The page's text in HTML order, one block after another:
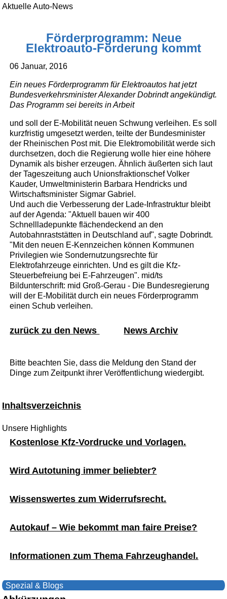
Aktuelle Auto-News
Förderprogramm: Neue
Elektroauto-Förderung kommt
06 Januar, 2016
Ein neues Förderprogramm für Elektroautos hat jetzt
Bundesverkehrsminister Alexander Dobrindt angekündigt.
Das Programm sei bereits in Arbeit
und soll der E-Mobilität neuen Schwung verleihen. Es soll
kurzfristig umgesetzt werden, teilte der Bundesminister
der Rheinischen Post mit. Die Elektromobilität werde sich
durchsetzen, doch die Regierung wolle hier eine höhere
Dynamik als bisher erzeugen. Ähnlich äußerten sich laut
der Tageszeitung auch Unionsfraktionschef Volker
Kauder, Umweltministerin Barbara Hendricks und
Wirtschaftsminister Sigmar Gabriel.
Und auch die Verbesserung der Lade-Infrastruktur bleibt
auf der Agenda: "Aktuell bauen wir 400
Schnellladepunkte flächendeckend an den
Autobahnraststätten in Deutschland auf", sagte Dobrindt.
"Mit den neuen E-Kennzeichen können Kommunen
Privilegien wie Sondernutzungsrechte für
Elektrofahrzeuge einrichten. Und es gilt die Kfz-
Steuerbefreiung bei E-Fahrzeugen". mid/ts
Bildunterschrift: mid Groß-Gerau - Die Bundesregierung
will der E-Mobilität durch ein neues Förderprogramm
einen Schub verleihen.
zurück zu den News News Archiv
Bitte beachten Sie, dass die Meldung den Stand der
Dinge zum Zeitpunkt ihrer Veröffentlichung wiedergibt.
Inhaltsverzeichnis
Unsere Highlights
Kostenlose Kfz-Vordrucke und Vorlagen.
Wird Autotuning immer beliebter?
Wissenswertes zum Widerrufsrecht.
Autokauf – Wie bekommt man faire Preise?
Informationen zum Thema Fahrzeughandel.
Spezial & Blogs